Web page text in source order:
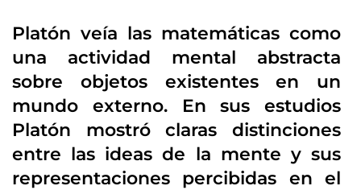
Platón veía las matemáticas como
una actividad mental abstracta
sobre objetos existentes en un
mundo externo. En sus estudios
Platón mostró claras distinciones
entre las ideas de la mente y sus
representaciones percibidas en el